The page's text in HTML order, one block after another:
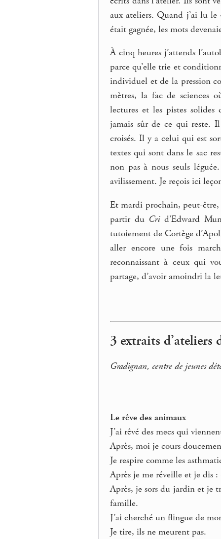
aux ateliers. Quand j’ai lu
était gagnée, les mots
À cinq heures j’attends
parce qu’elle trie et
individuel et de la pression
mètres, la fac de sciences
lectures et les pistes
jamais sûr de ce qui reste.
croisés. Il y a celui qui est
textes qui sont dans le sac
non pas à nous seuls
avilissement. Je reçois ici
Et mardi prochain, peut-être,
partir du Crid’Edward
tutoiement de Cortège
aller encore une fois
reconnaissant à ceux qui
partage, d’avoir amoindri la
3 extraits d’ateliers
Gradignan, centre de jeunes
Le rêve des animaux
J’ai rêvé des mecs qui
Après, moi je cours
Je respire comme les
Après je me réveille et je dis
Après, je sors du jardin et je
famille.
J’ai cherché un flingue de
Je tire, ils ne meurent pas.